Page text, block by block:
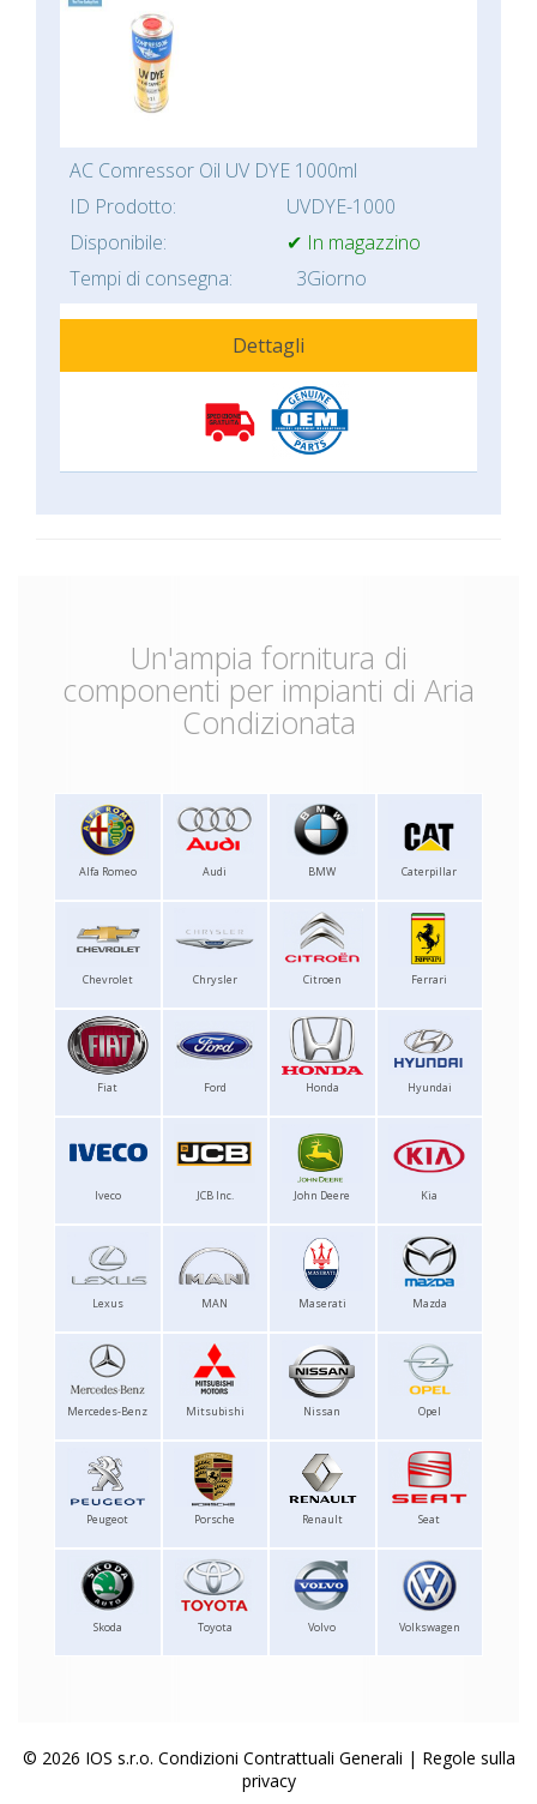
AC Comressor Oil UV DYE 1000ml
ID Prodotto:
UVDYE-1000
Disponibile:
✔ In magazzino
Tempi di consegna:
3Giorno
Dettagli
Un'ampia fornitura di
componenti per impianti di Aria
Condizionata
Alfa Romeo Audi BMW Caterpillar
Chevrolet Chrysler Citroen Ferrari
Fiat Ford Honda Hyundai
Iveco JCB Inc. John Deere Kia
Lexus MAN Maserati Mazda
Mercedes-Benz Mitsubishi Nissan Opel
Peugeot Porsche Renault Seat
Skoda Toyota Volvo Volkswagen
© 2026 IOS s.r.o. Condizioni Contrattuali Generali | Regole sulla
privacy